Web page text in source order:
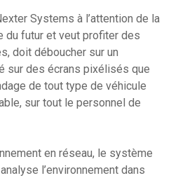
Systems à l’attention de la
du futur et veut profiter des
doit déboucher sur un
sur des écrans pixélisés que
de tout type de véhicule
sur tout le personnel de
en réseau, le système
l’environnement dans